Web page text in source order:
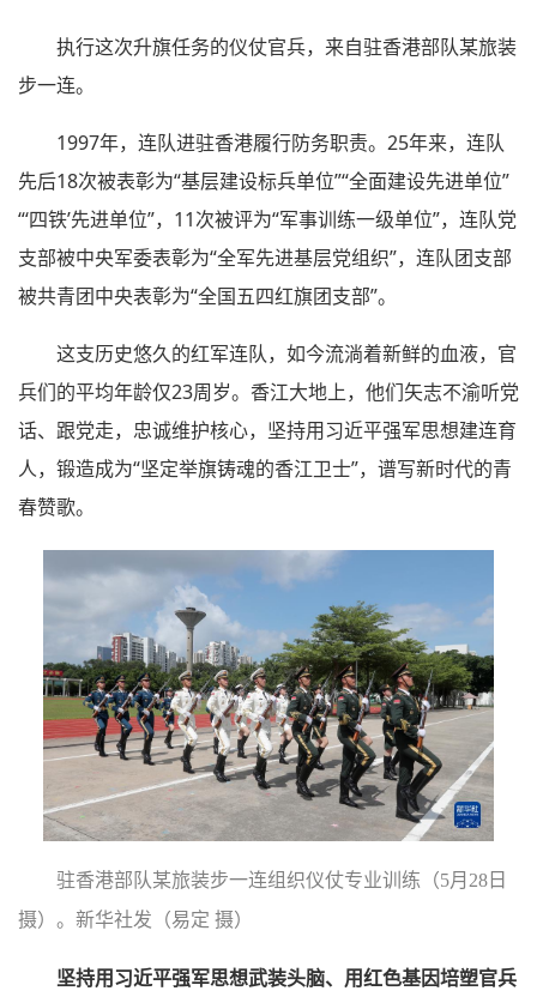
执行这次升旗任务的仪仗官兵，来自驻香港部队某旅装
步一连。
1997年，连队进驻香港履行防务职责。25年来，连队
先后18次被表彰为“基层建设标兵单位”“全面建设先进单位”
“‘四铁’先进单位”，11次被评为“军事训练一级单位”，连队党
支部被中央军委表彰为“全军先进基层党组织”，连队团支部
被共青团中央表彰为“全国五四红旗团支部”。
这支历史悠久的红军连队，如今流淌着新鲜的血液，官
兵们的平均年龄仅23周岁。香江大地上，他们矢志不渝听党
话、跟党走，忠诚维护核心，坚持用习近平强军思想建连育
人，锻造成为“坚定举旗铸魂的香江卫士”，谱写新时代的青
春赞歌。
驻香港部队某旅装步一连组织仪仗专业训练（5月28日
摄）。新华社发（易定 摄）
坚持用习近平强军思想武装头脑、用红色基因培塑官兵